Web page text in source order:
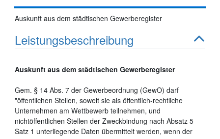
Auskunft aus dem städtischen Gewerberegister
Leistungsbeschreibung
Auskunft aus dem städtischen Gewerberegister
Gem. § 14 Abs. 7 der Gewerbeordnung (GewO) darf
"öffentlichen Stellen, soweit sie als öffentlich-rechtliche
Unternehmen am Wettbewerb teilnehmen, und
nichtöffentlichen Stellen der Zweckbindung nach Absatz 5
Satz 1 unterliegende Daten übermittelt werden, wenn der